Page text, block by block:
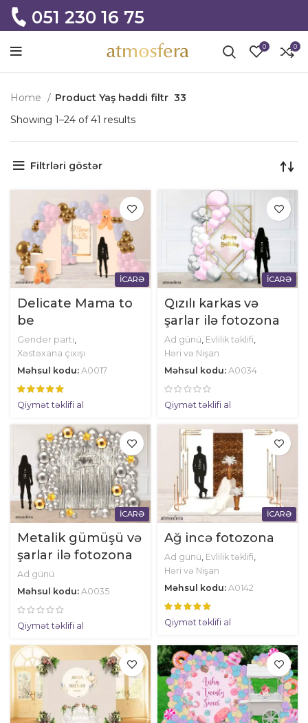
051 230 16 75
0 0
Home Product Yaş həddi filtr 33
Showing 1–24 of 41 results
Filtrləri göstər
İCARƏ
Delicate Mama to
be
Gender parti
Xəstəxana çıxışı
Məhsul kodu: A0017
Qiymət təklifi al
İCARƏ
Qızılı karkas və
şarlar ilə fotozona
Ad günü Evlilik təklifi
Həri və Nişan
Məhsul kodu: A0034
Qiymət təklifi al
İCARƏ
Metalik gümüşü və
şarlar ilə fotozona
Ad günü
Məhsul kodu: A0035
Qiymət təklifi al
İCARƏ
Ağ incə fotozona
Ad günü, Evlilik təklifi,
Həri və Nişan
Məhsul kodu: A0142
Qiymət təklifi al